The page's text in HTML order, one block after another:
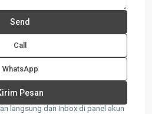
Call
WhatsApp
langsung dari Inbox di panel akun